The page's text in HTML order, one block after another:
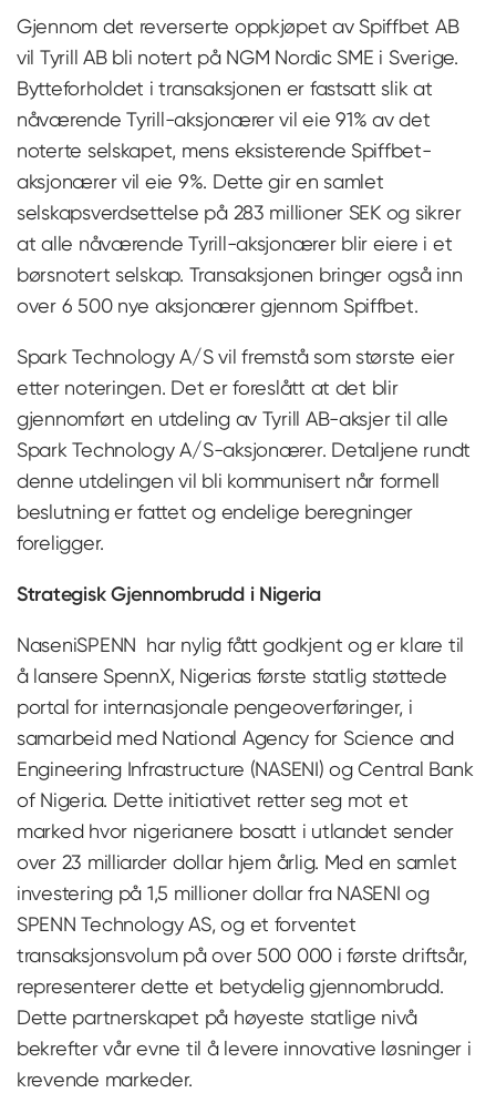
Gjennom det reverserte oppkjøpet av Spiffbet AB
vil Tyrill AB bli notert på NGM Nordic SME i Sverige.
Bytteforholdet i transaksjonen er fastsatt slik at
nåværende Tyrill-aksjonærer vil eie 91% av det
noterte selskapet, mens eksisterende Spiffbet-
aksjonærer vil eie 9%. Dette gir en samlet
selskapsverdsettelse på 283 millioner SEK og sikrer
at alle nåværende Tyrill-aksjonærer blir eiere i et
børsnotert selskap. Transaksjonen bringer også inn
over 6 500 nye aksjonærer gjennom Spiffbet.
Spark Technology A/S vil fremstå som største eier
etter noteringen. Det er foreslått at det blir
gjennomført en utdeling av Tyrill AB-aksjer til alle
Spark Technology A/S-aksjonærer. Detaljene rundt
denne utdelingen vil bli kommunisert når formell
beslutning er fattet og endelige beregninger
foreligger.
Strategisk Gjennombrudd i Nigeria
NaseniSPENN har nylig fått godkjent og er klare til
å lansere SpennX, Nigerias første statlig støttede
portal for internasjonale pengeoverføringer, i
samarbeid med National Agency for Science and
Engineering Infrastructure (NASENI) og Central Bank
of Nigeria. Dette initiativet retter seg mot et
marked hvor nigerianere bosatt i utlandet sender
over 23 milliarder dollar hjem årlig. Med en samlet
investering på 1,5 millioner dollar fra NASENI og
SPENN Technology AS, og et forventet
transaksjonsvolum på over 500 000 i første driftsår,
representerer dette et betydelig gjennombrudd.
Dette partnerskapet på høyeste statlige nivå
bekrefter vår evne til å levere innovative løsninger i
krevende markeder.